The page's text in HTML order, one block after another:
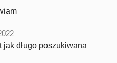
jak długo poszukiwana